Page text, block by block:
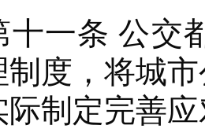
条 公交都
制度，将城
际制定完善